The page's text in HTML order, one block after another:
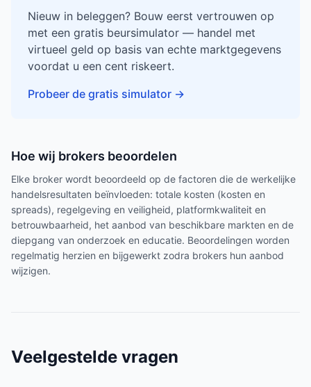
Nieuw in beleggen? Bouw eerst vertrouwen op
met een gratis beursimulator — handel met
virtueel geld op basis van echte marktgegevens
voordat u een cent riskeert.
Probeer de gratis simulator →
Hoe wij brokers beoordelen
Elke broker wordt beoordeeld op de factoren die de werkelijke
handelsresultaten beïnvloeden: totale kosten (kosten en
spreads), regelgeving en veiligheid, platformkwaliteit en
betrouwbaarheid, het aanbod van beschikbare markten en de
diepgang van onderzoek en educatie. Beoordelingen worden
regelmatig herzien en bijgewerkt zodra brokers hun aanbod
wijzigen.
Veelgestelde vragen